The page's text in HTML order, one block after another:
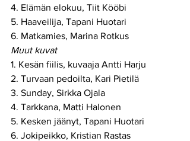
4. Elämän elokuu, Tiit Kööbi
5. Haaveilija, Tapani Huotari
6. Matkamies, Marina Rotkus
Muut kuvat
1. Kesän fiilis, kuvaaja Antti Harju
2. Turvaan pedoilta, Kari Pietilä
3. Sunday, Sirkka Ojala
4. Tarkkana, Matti Halonen
5. Kesken jäänyt, Tapani Huotari
6. Jokipeikko, Kristian Rastas